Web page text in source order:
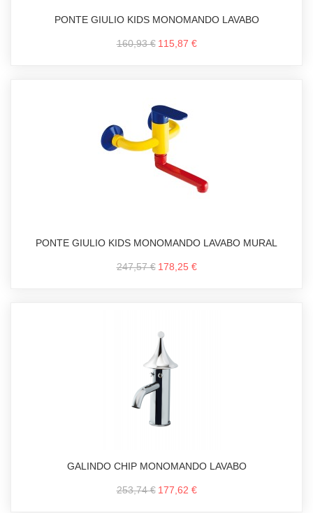
PONTE GIULIO KIDS MONOMANDO LAVABO
160,93 € 115,87 €
PONTE GIULIO KIDS MONOMANDO LAVABO MURAL
247,57 € 178,25 €
GALINDO CHIP MONOMANDO LAVABO
253,74 € 177,62 €